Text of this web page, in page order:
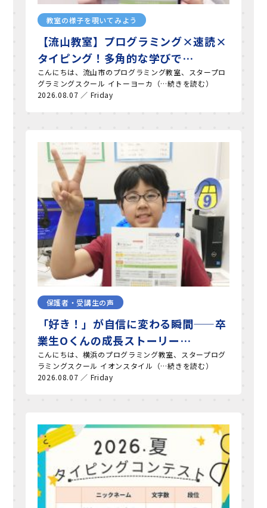
教室の様子を覗いてみよう
【流山教室】プログラミング×速読×
タイピング！多角的な学びで…
こんにちは、流山市のプログラミング教室、スタープロ
グラミングスクール イトーヨーカ（…続きを読む）
2026.08.07 ／ Friday
保護者・受講生の声
「好き！」が自信に変わる瞬間——卒
業生Oくんの成長ストーリー…
こんにちは、横浜のプログラミング教室、スタープログ
ラミングスクール イオンスタイル（…続きを読む）
2026.08.07 ／ Friday